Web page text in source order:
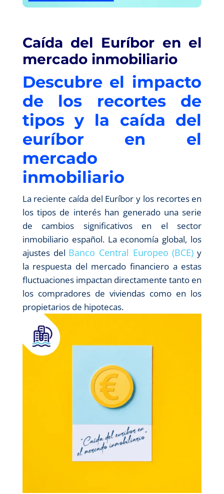
Caída del Euríbor en el
mercado inmobiliario
Descubre el impacto
de los recortes de
tipos y la caída del
euríbor en el
mercado
inmobiliario
La reciente caída del Euríbor y los recortes en
los tipos de interés han generado una serie
de cambios significativos en el sector
inmobiliario español. La economía global, los
ajustes del Banco Central Europeo (BCE) y
la respuesta del mercado financiero a estas
fluctuaciones impactan directamente tanto en
los compradores de viviendas como en los
propietarios de hipotecas.